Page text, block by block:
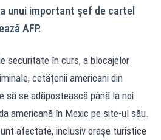
unui important șef de cartel
AFP.
securitate în curs, a blocajelor
cetățenii americani din
să se adăpostească până la noi
americană în Mexic pe site-ul său.
afectate, inclusiv orașe turistice